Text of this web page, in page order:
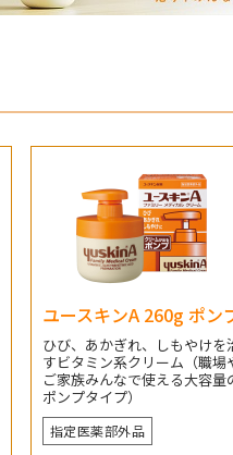
ユースキンA 260g ポン
ひび、あかぎれ、しもやけを
すビタミン系クリーム（職場
ご家族みんなで使える大容量
ポンプタイプ）
指定医薬部外品